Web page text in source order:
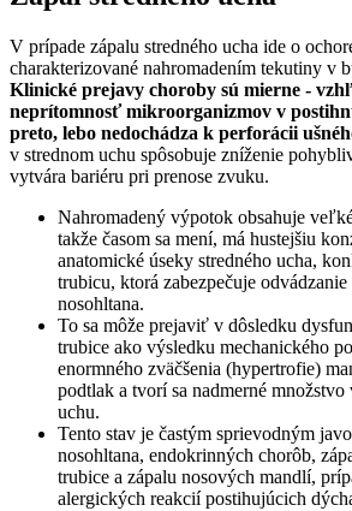
V prípade zápalu stredného ucha ide o
charakterizované nahromadením tekutiny v
Klinické prejavy choroby sú mierne -
neprítomnosť mikroorganizmov v
preto, lebo nedochádza k perforácii
v strednom uchu spôsobuje zníženie
vytvára bariéru pri prenose zvuku.
Nahromadený výpotok obsahuje
takže časom sa mení, má hustejšiu
anatomické úseky stredného ucha,
trubicu, ktorá zabezpečuje
nosohltana.
To sa môže prejaviť v dôsledku
trubice ako výsledku mechanického
enormného zväčšenia (hypertrofie)
podtlak a tvorí sa nadmerné
uchu.
Tento stav je častým sprievodným
nosohltana, endokrinných chorôb,
trubice a zápalu nosových mandlí,
alergických reakcií postihujúcich